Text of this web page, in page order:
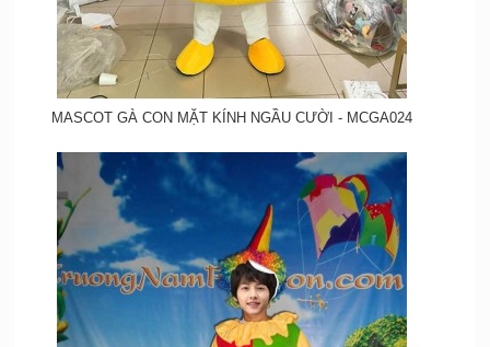
MASCOT GÀ CON MẶT KÍNH NGẦU CƯỜI - MCGA024